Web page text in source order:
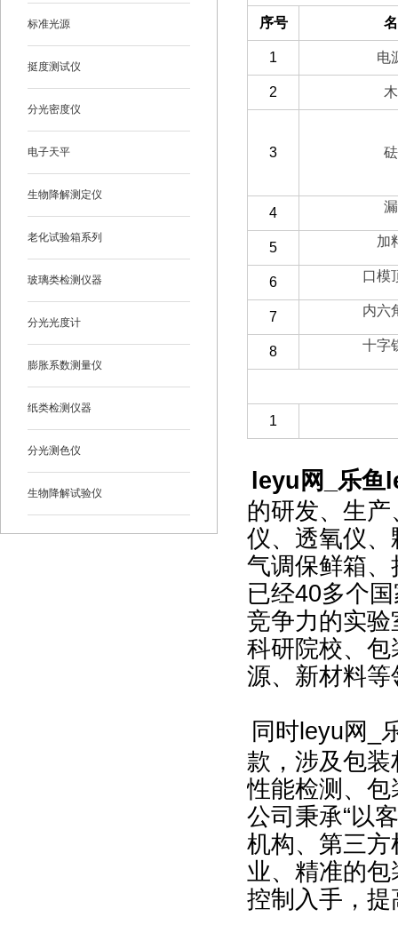
标准光源
挺度测试仪
分光密度仪
电子天平
生物降解测定仪
老化试验箱系列
玻璃类检测仪器
分光光度计
膨胀系数测量仪
纸类检测仪器
分光测色仪
生物降解试验仪
序号
1 电
2
3
4
5 加
6 口模
7 内六
8 十字
1
leyu网_乐鱼
的研发、生
仪、透氧仪
气调保鲜箱
已经40多个
竞争力的实
科研院校、
源、新材料等
同时leyu网_
款，涉及包
性能检测、
公司秉承“以
机构、第三
业、精准的
控制入手，